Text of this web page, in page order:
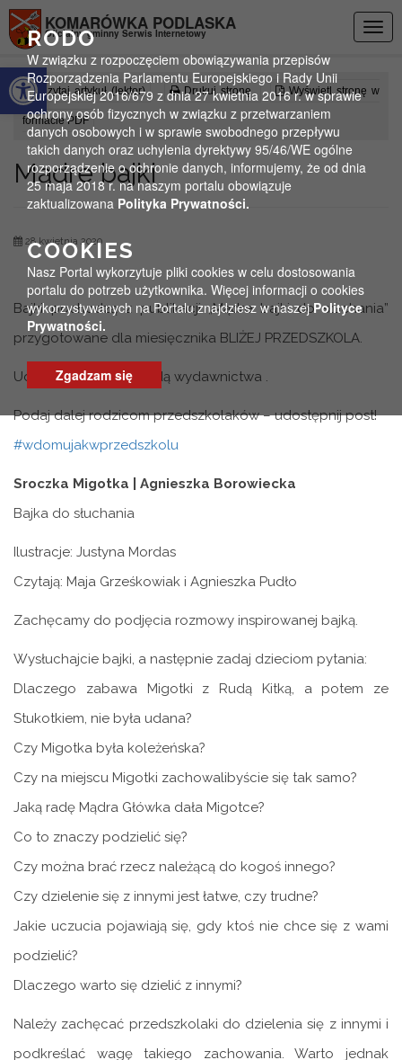
Otwórz pasek narzędzi
KOMARÓWKA PODLASKA
Oficjalny gminny Serwis Internetowy
Czytaj artykuł (lektor) Drukuj stronę Wyświetl stronę w
formacie PDF
Mądre bajki
28 kwietnia 2020
Bajki pochodzą z publikacji „Mądre bajki do słuchania”
przygotowane dla miesięcznika BLIŻEJ PRZEDSZKOLA.
Udostępniamy za zgodą wydawnictwa .
Podaj dalej rodzicom przedszkolaków – udostępnij post!
#wdomujakwprzedszkolu
Sroczka Migotka | Agnieszka Borowiecka
Bajka do słuchania
Ilustracje: Justyna Mordas
Czytają: Maja Grześkowiak i Agnieszka Pudło
Zachęcamy do podjęcia rozmowy inspirowanej bajką.
Wysłuchajcie bajki, a następnie zadaj dzieciom pytania:
Dlaczego zabawa Migotki z Rudą Kitką, a potem ze
Stukotkiem, nie była udana?
Czy Migotka była koleżeńska?
Czy na miejscu Migotki zachowalibyście się tak samo?
Jaką radę Mądra Główka dała Migotce?
Co to znaczy podzielić się?
Czy można brać rzecz należącą do kogoś innego?
Czy dzielenie się z innymi jest łatwe, czy trudne?
Jakie uczucia pojawiają się, gdy ktoś nie chce się z wami
podzielić?
Dlaczego warto się dzielić z innymi?
Należy zachęcać przedszkolaki do dzielenia się z innymi i
podkreślać wagę takiego zachowania. Warto jednak
RODO
W związku z rozpoczęciem obowiązywania przepisów
Rozporządzenia Parlamentu Europejskiego i Rady Unii
Europejskiej 2016/679 z dnia 27 kwietnia 2016 r. w sprawie
ochrony osób fizycznych w związku z przetwarzaniem
danych osobowych i w sprawie swobodnego przepływu
takich danych oraz uchylenia dyrektywy 95/46/WE ogólne
rozporządzenie o ochronie danych, informujemy, że od dnia
25 maja 2018 r. na naszym portalu obowiązuje
zaktualizowana Polityka Prywatności.
COOKIES
Nasz Portal wykorzytuje pliki cookies w celu dostosowania
portalu do potrzeb użytkownika. Więcej informacji o cookies
wykorzystywanych na Portalu znajdziesz w naszejPolityce
Prywatności.
Zgadzam się